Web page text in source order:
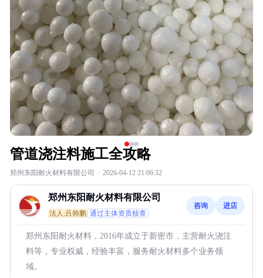
管道浇注料施工全攻略
郑州东阳耐火材料有限公司 · 2026-04-12 21:06:32
郑州东阳耐火材料有限公司
法人:吕帅鹏 通过主体资质核查
咨询 进店
郑州东阳耐火材料，2016年成立于新密市，主营耐火浇注
料等，专业权威，经验丰富，服务耐火材料多个业务领
域。